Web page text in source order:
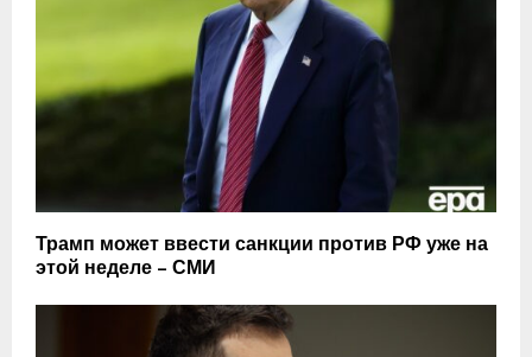
Трамп может ввести санкции против РФ уже на
этой неделе – СМИ